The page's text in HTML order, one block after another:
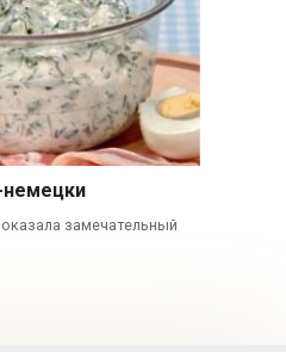
немецки
замечательный